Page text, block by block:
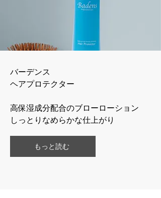
バーデンス
​ヘアプロテクター
高保湿成分配合のブローローション
​しっとりなめらかな仕上がり
もっと読む